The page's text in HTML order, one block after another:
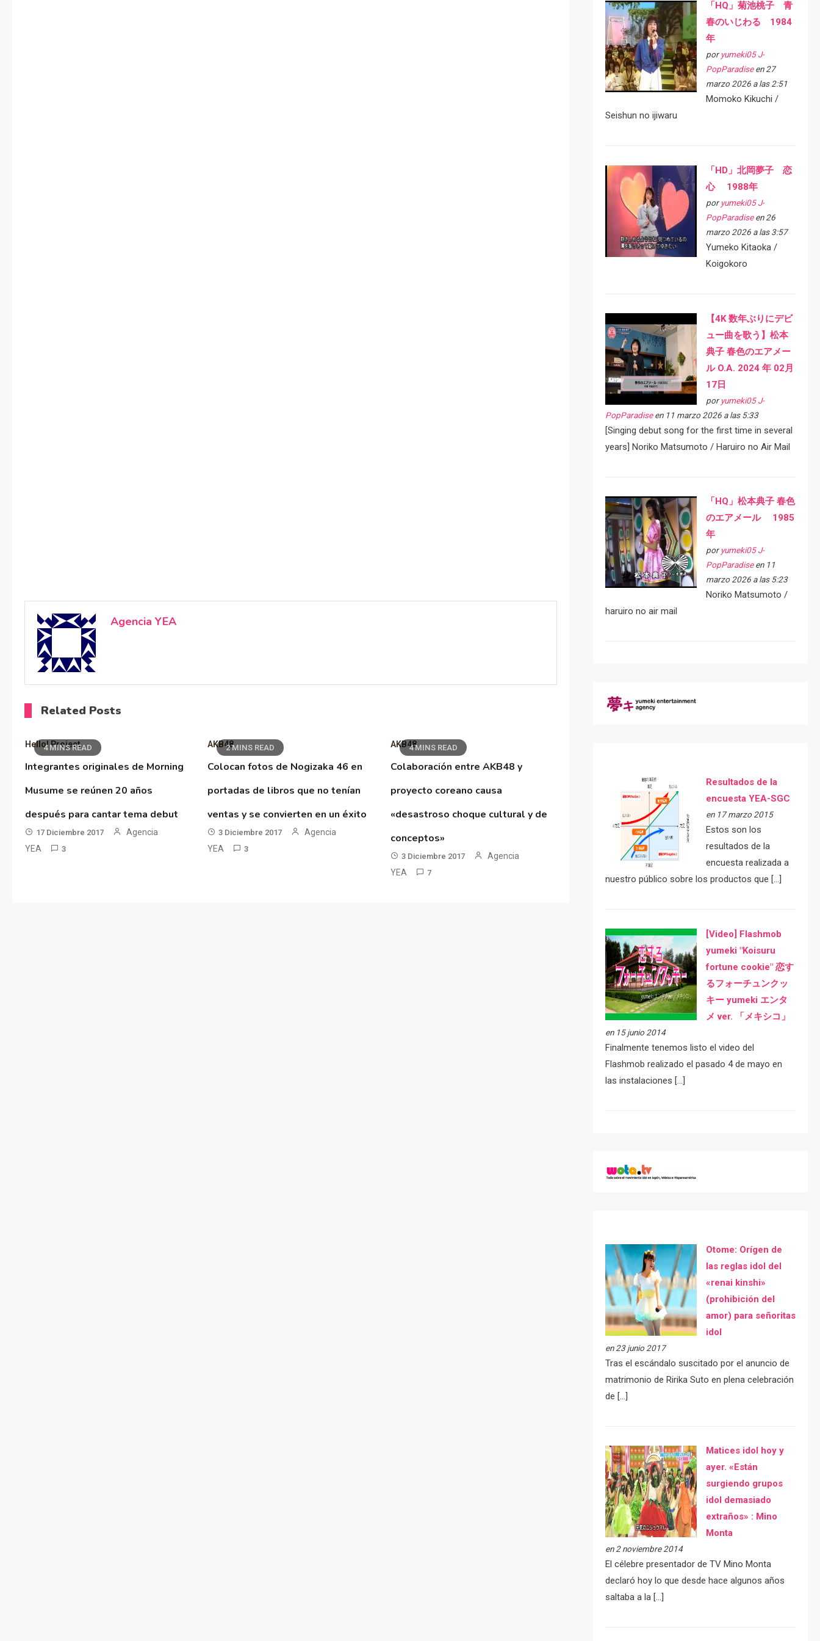
Agencia YEA
Related Posts
4 MINS READ
Hello! Project
Integrantes originales de Morning
Musume se reúnen 20 años
después para cantar tema debut
17 Diciembre 2017
Agencia
YEA
3
2 MINS READ
AKB48
Colocan fotos de Nogizaka 46 en
portadas de libros que no tenían
ventas y se convierten en un éxito
3 Diciembre 2017
Agencia
YEA
3
4 MINS READ
AKB48
Colaboración entre AKB48 y
proyecto coreano causa
«desastroso choque cultural y de
conceptos»
3 Diciembre 2017
Agencia
YEA
7
「HQ」菊池桃子 青
春のいじわる 1984
年
por yumeki05 J-
PopParadiseen 27
marzo 2026 a las 2:51
Momoko Kikuchi /
Seishun no ijiwaru
「HD」北岡夢子 恋
心 1988年
por yumeki05 J-
PopParadiseen 26
marzo 2026 a las 3:57
Yumeko Kitaoka /
Koigokoro
【4K 数年ぶりにデビ
ュー曲を歌う】松本
典子 春色のエアメー
ル O.A. 2024 年 02月
17日
por yumeki05 J-
PopParadiseen 11 marzo 2026 a las 5:33
[Singing debut song for the first time in several
years] Noriko Matsumoto / Haruiro no Air Mail
「HQ」松本典子 春色
のエアメール 1985
年
por yumeki05 J-
PopParadiseen 11
marzo 2026 a las 5:23
Noriko Matsumoto /
haruiro no air mail
Resultados de la
encuesta YEA-SGC
en 17 marzo 2015
Estos son los
resultados de la
encuesta realizada a
nuestro público sobre los productos que […]
[Video] Flashmob
yumeki "Koisuru
fortune cookie" 恋す
るフォーチュンクッ
キー yumeki エンタ
メ ver. 「メキシコ」
en 15 junio 2014
Finalmente tenemos listo el video del
Flashmob realizado el pasado 4 de mayo en
las instalaciones […]
Otome: Orígen de
las reglas idol del
«renai kinshi»
(prohibición del
amor) para señoritas
idol
en 23 junio 2017
Tras el escándalo suscitado por el anuncio de
matrimonio de Ririka Suto en plena celebración
de […]
Matices idol hoy y
ayer. «Están
surgiendo grupos
idol demasiado
extraños» : Mino
Monta
en 2 noviembre 2014
El célebre presentador de TV Mino Monta
declaró hoy lo que desde hace algunos años
saltaba a la […]